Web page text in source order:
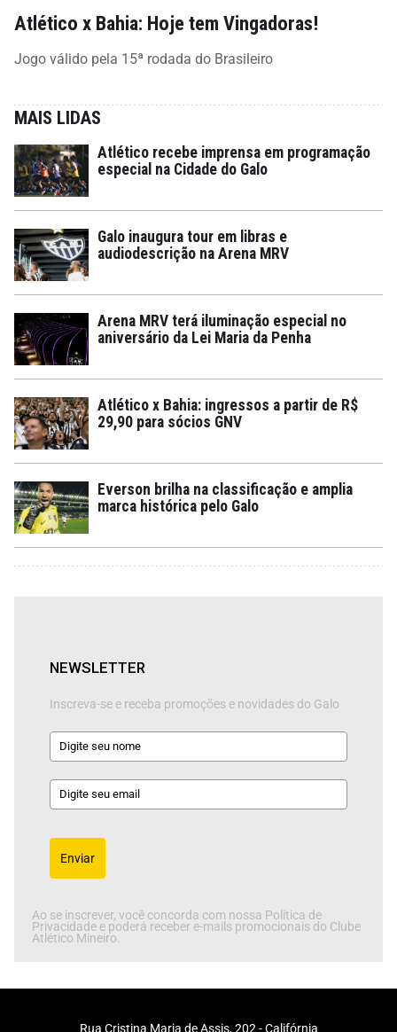
Atlético x Bahia: Hoje tem Vingadoras!
Jogo válido pela 15ª rodada do Brasileiro
MAIS LIDAS
Atlético recebe imprensa em programação
especial na Cidade do Galo
Galo inaugura tour em libras e
audiodescrição na Arena MRV
Arena MRV terá iluminação especial no
aniversário da Lei Maria da Penha
Atlético x Bahia: ingressos a partir de R$
29,90 para sócios GNV
Everson brilha na classificação e amplia
marca histórica pelo Galo
NEWSLETTER
Inscreva-se e receba promoções e novidades do Galo
Enviar
Ao se inscrever, você concorda com nossa Política de
Privacidade e poderá receber e-mails promocionais do Clube
Atlético Mineiro.
Rua Cristina Maria de Assis, 202 - Califórnia